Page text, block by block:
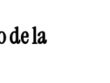
de la